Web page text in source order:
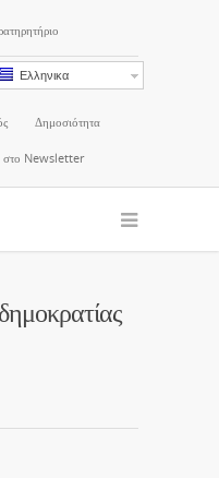
Ελληνικα
Δημοσιότητα
στο Newsletter